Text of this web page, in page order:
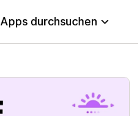
Apps durchsuchen